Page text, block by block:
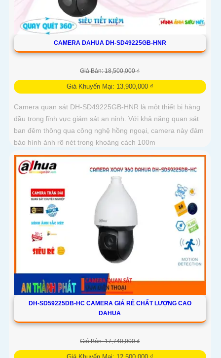
CAMERA DAHUA DH-SD49225GB-HNR
Giá Bán: 18,500,000 ₫
Giá Khuyến Mại: 13,900,000 ₫
Camera quan sát DH-SD49225GB-HNR là một thiết bị hàng
đầu trong lĩnh vực giám sát an ninh. Với khả năng quan sát
ban đêm thông qua công nghệ hồng ngoại, camera này đảm
bảo hình ảnh rõ nét trong khoảng cách 100m
DH-SD59225DB-HC CAMERA GIÁ RẺ CHẤT LƯỢNG CAO
DAHUA
Giá Bán: 17,740,000 ₫